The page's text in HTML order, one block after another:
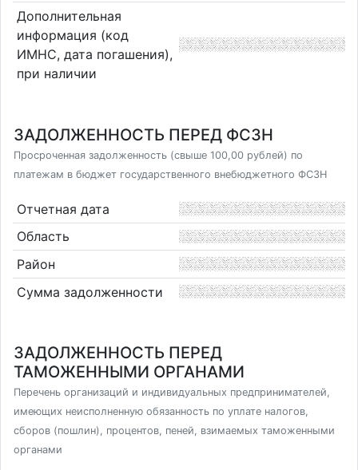
Дополнительная
информация (код
ИМНС, дата погашения),
при наличии
ЗАДОЛЖЕННОСТЬ ПЕРЕД ФСЗН
Просроченная задолженность (свыше 100,00 рублей) по
платежам в бюджет государственного внебюджетного ФСЗН
Отчетная дата
Область
Район
Сумма задолженности
ЗАДОЛЖЕННОСТЬ ПЕРЕД
ТАМОЖЕННЫМИ ОРГАНАМИ
Перечень организаций и индивидуальных предпринимателей,
имеющих неисполненную обязанность по уплате налогов,
сборов (пошлин), процентов, пеней, взимаемых таможенными
органами